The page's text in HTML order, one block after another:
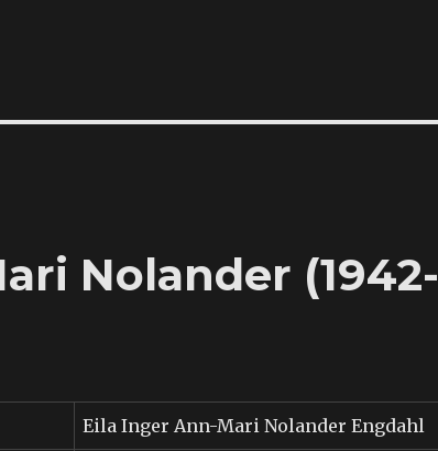
Nolander (1942-
Eila Inger Ann-Mari Nolander Engdahl